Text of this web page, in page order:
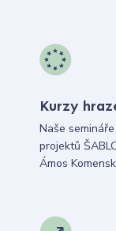
Kurzy
Naše
projektů
Ámos